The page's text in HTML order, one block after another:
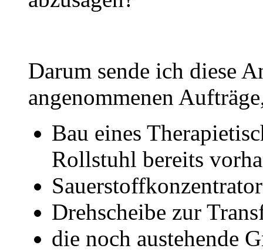
Darum sende ich diese
angenommenen
Bau eines
Rollstuhl bereits
Drehscheibe zur
die noch austehende